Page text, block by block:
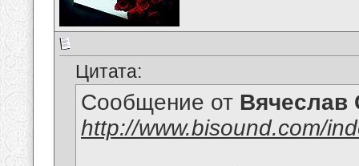
Цитата:
Сообщение от Вячеслав
http://www.bisound.com/